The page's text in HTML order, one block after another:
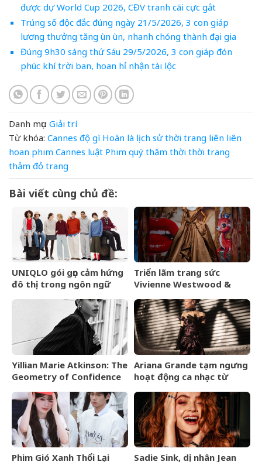
được dự World Cup 2026, CĐV tranh cãi cực gắt
Trúng số độc đắc đúng ngày 21/5/2026, 3 con giáp
lương thưởng tăng ùn ùn, nhanh chóng thành đại gia
Đúng 9h30 sáng thứ Sáu 29/5/2026, 3 con giáp đón
phúc khí trời ban, hoan hỉ nhận tài lộc
Danh mục: Giải trí
Từ khóa: Cannes độ gì Hoàn là lịch sử thời trang liên liên
hoan phim Cannes luật Phim quý thăm thời thời trang
thảm đỏ trang
Bài viết cùng chủ đề:
UNIQLO gói gọn cảm hứng
đô thị trong ngôn ngữ
Thu Đông 2026
Triển lãm trang sức
Vivienne Westwood &
vào tháng 9/2026
Yillian Marie Atkinson: The
Geometry of Confidence
Ariana Grande tạm ngưng
hoạt động ca nhạc từ
Phim Gió Xanh Thổi Lại
Sadie Sink, dị nhân Jean